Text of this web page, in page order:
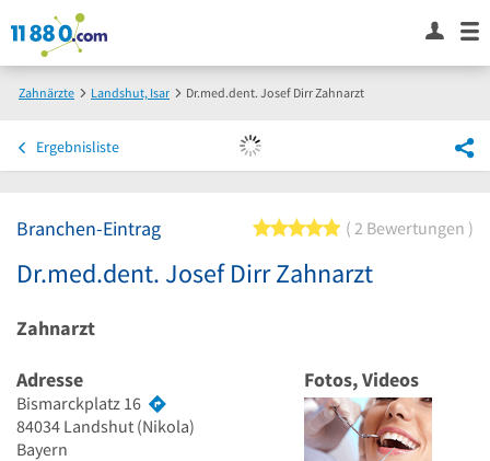
Zahnärzte Landshut, Isar Dr.med.dent. Josef Dirr Zahnarzt
Ergebnisliste
Branchen-Eintrag 5 von 5 Sternen
2 Bewertungen
Dr.med.dent. Josef Dirr Zahnarzt
Zahnarzt
Adresse
Bismarckplatz 16
84034 Landshut (Nikola)
Bayern
Fotos, Videos